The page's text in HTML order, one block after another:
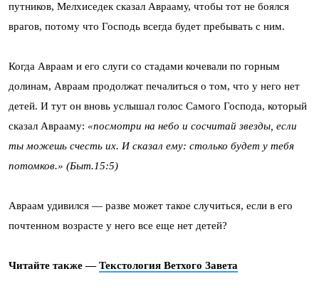
путников, Мелхиседек сказал Аврааму, чтобы тот не боялся
врагов, потому что Господь всегда будет пребывать с ним.
Когда Авраам и его слуги со стадами кочевали по горным
долинам, Авраам продолжат печалиться о том, что у него нет
детей. И тут он вновь услышал голос Самого Господа, который
сказал Аврааму: «посмотри на небо и сосчитай звезды, если
ты можешь счесть их. И сказал ему: столько будет у тебя
потомков.» (Быт.15:5)
Авраам удивился — разве может такое случиться, если в его
почтенном возрасте у него все еще нет детей?
Читайте также —Текстология Ветхого Завета